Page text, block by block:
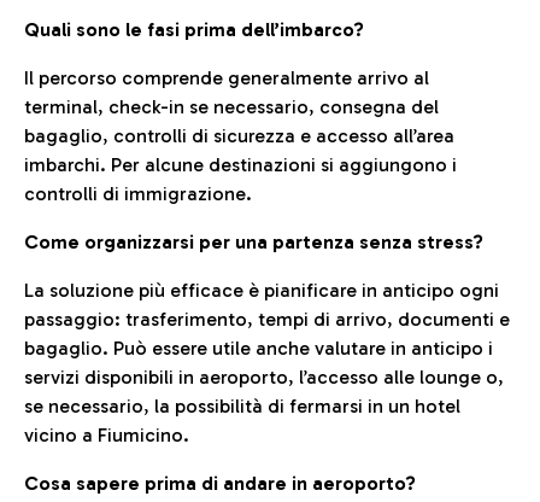
Quali sono le fasi prima dell’imbarco?
Il percorso comprende generalmente arrivo al
terminal, check-in se necessario, consegna del
bagaglio, controlli di sicurezza e accesso all’area
imbarchi. Per alcune destinazioni si aggiungono i
controlli di immigrazione.
Come organizzarsi per una partenza senza stress?
La soluzione più efficace è pianificare in anticipo ogni
passaggio: trasferimento, tempi di arrivo, documenti e
bagaglio. Può essere utile anche valutare in anticipo i
servizi disponibili in aeroporto, l’accesso alle lounge o,
se necessario, la possibilità di fermarsi in un hotel
vicino a Fiumicino.
Cosa sapere prima di andare in aeroporto?